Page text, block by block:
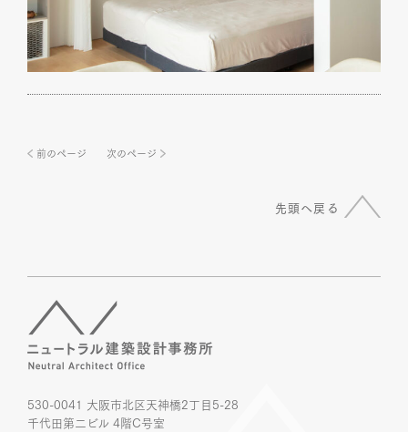
前のページ 次のページ
先頭へ戻る
530-0041 大阪市北区天神橋2丁目5-28
千代田第二ビル 4階C号室